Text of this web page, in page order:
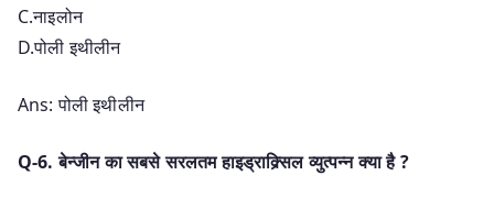
C.नाइलोन
D.पोली इथीलीन
Ans: पोली इथीलीन
Q-6. बेन्जीन का सबसे सरलतम हाइड्राक्र्सिल व्युत्पन्न क्या है ?